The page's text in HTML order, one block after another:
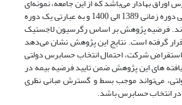
بهادار می‌باشد که از این جامعه، نمونه‌‌ای
شامل 167 شرکت طی دوره زمانی 1389 الی 1400 و به عبارتی یک دوره
فرضیه پژوهش بر اساس رگرسیون لاجستیک
گرفته است. نتایج این پژوهش نشان می‌دهد
شرکت، احتمال انتخاب حسابرس دولتی
های این پژوهش ضمن تایید فرضیه بیمه در
می‌تواند موجب بسط و گسترش مبانی نظری
انتخاب حسابرس باشد.